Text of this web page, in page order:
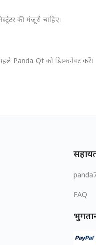
की मंज़ूरी चाहिए।
Panda-Qt को डिस्कनेक्ट करें।
FAQ